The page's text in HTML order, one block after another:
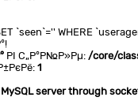
`seen`='' WHERE
РІ С„Р°Р№Р»Рµ:/core/
1
server through